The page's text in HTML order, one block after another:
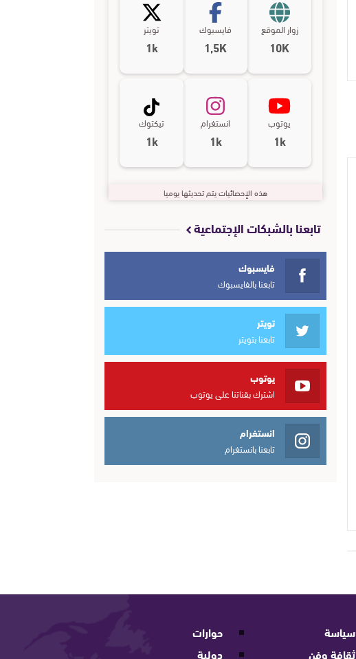
زوار الموقع
10K
فايسبوك
1,5K
تويتر
1k
يوتوب
1k
انستغرام
1k
تيكتوك
1k
هذه الإحصائيات يتم تحديثها يوميا
تابعنا بالشبكات الإجتماعية
فايسبوك
تابعنا بالفايسبوك
تويتر
تابعنا بتويتر
يوتوب
اشترك بقناتنا على يوتوب
انستغرام
تابعنا بانستغرام
سياسة
ثقافة وفن
حوارات
دولية